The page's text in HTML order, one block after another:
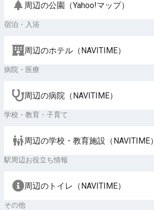
周辺の公園（Yahoo!マップ）
宿泊・入浴
周辺のホテル（NAVITIME）
病院・医療
周辺の病院（NAVITIME）
学校・教育・子育て
周辺の学校・教育施設（NAVITIME）
駅周辺お役立ち情報
周辺のトイレ（NAVITIME）
その他